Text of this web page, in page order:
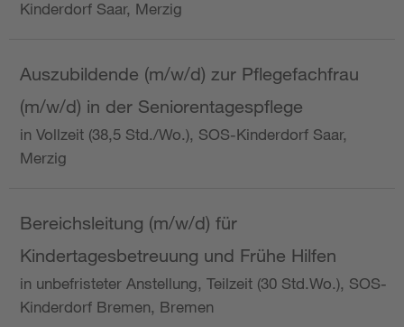
Kinderdorf Saar, Merzig
Auszubildende (m/w/d) zur Pflegefachfrau
(m/w/d) in der Seniorentagespflege
in Vollzeit (38,5 Std./Wo.), SOS-Kinderdorf Saar,
Merzig
Bereichsleitung (m/w/d) für
Kindertagesbetreuung und Frühe Hilfen
in unbefristeter Anstellung, Teilzeit (30 Std.Wo.), SOS-
Kinderdorf Bremen, Bremen